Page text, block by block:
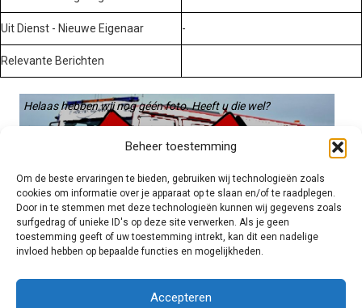
Beheer toestemming
Om de beste ervaringen te bieden, gebruiken wij technologieën zoals
cookies om informatie over je apparaat op te slaan en/of te raadplegen.
Door in te stemmen met deze technologieën kunnen wij gegevens zoals
surfgedrag of unieke ID's op deze site verwerken. Als je geen
toestemming geeft of uw toestemming intrekt, kan dit een nadelige
invloed hebben op bepaalde functies en mogelijkheden.
Accepteren
Uit Dienst - Nieuwe Eigenaar -
Relevante Berichten
Helaas hebben wij nog géén foto. Heeft u die wel?
Graag gebruiken we die. Stuur hem op naar:
voertuigen@hulpverleningsdiensten.nl